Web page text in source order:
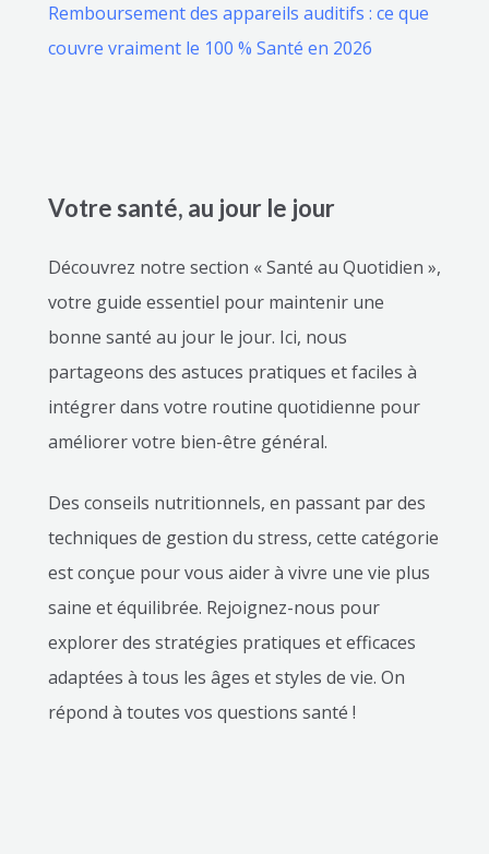
Remboursement des appareils auditifs : ce que
couvre vraiment le 100 % Santé en 2026
Votre santé, au jour le jour
Découvrez notre section « Santé au Quotidien »,
votre guide essentiel pour maintenir une
bonne santé au jour le jour. Ici, nous
partageons des astuces pratiques et faciles à
intégrer dans votre routine quotidienne pour
améliorer votre bien-être général.
Des conseils nutritionnels, en passant par des
techniques de gestion du stress, cette catégorie
est conçue pour vous aider à vivre une vie plus
saine et équilibrée. Rejoignez-nous pour
explorer des stratégies pratiques et efficaces
adaptées à tous les âges et styles de vie. On
répond à toutes vos questions santé !